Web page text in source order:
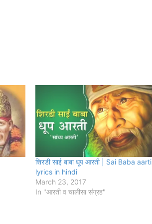
शिरडी साई बाबा धूप आरती | Sai Baba aarti
lyrics in hindi
March 23, 2017
In "आरती व चालीसा संग्रह"